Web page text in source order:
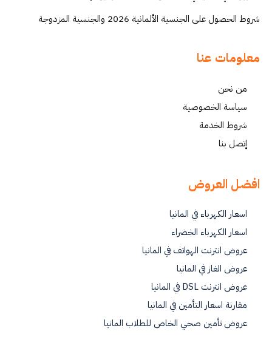
شروط الحصول على الجنسية الألمانية 2026 والجنسية المزدوجة
معلومات عنا
من نحن
سياسة الخصوصية
شروط الخدمة
إتصل بنا
افضل العروض
اسعار الكهرباء في المانيا
اسعار الكهرباء الخضراء
عروض انترنت الهواتف في المانيا
عروض الغاز في المانيا
عروض انترنت DSL في المانيا
مقارنة اسعار التأمين في المانيا
عروض تأمين صحي الخاص للطلاب المانيا